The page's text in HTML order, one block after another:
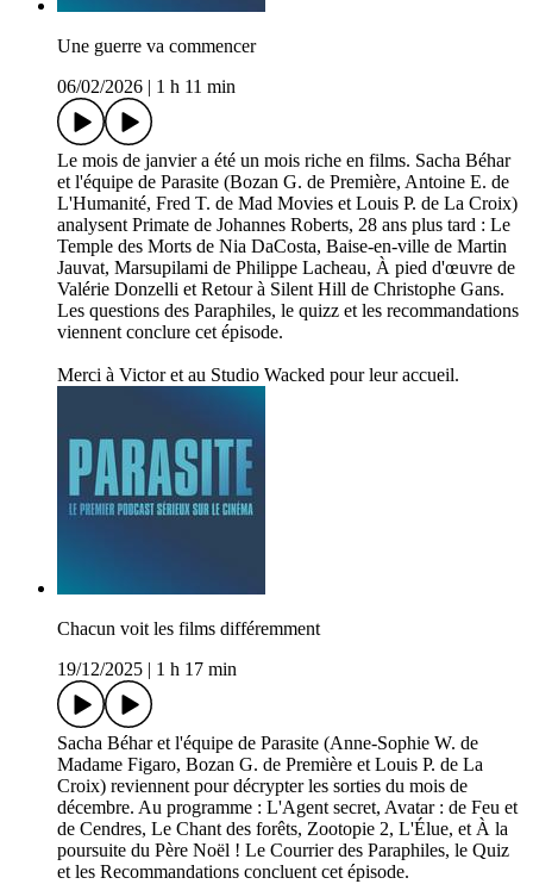
Une guerre va commencer
06/02/2026
1 h 11 min
Le mois de janvier a été un mois riche en films. Sacha Béhar
et l'équipe de Parasite (Bozan G. de Première, Antoine E. de
L'Humanité, Fred T. de Mad Movies et Louis P. de La Croix)
analysent Primate de Johannes Roberts, 28 ans plus tard : Le
Temple des Morts de Nia DaCosta, Baise-en-ville de Martin
Jauvat, Marsupilami de Philippe Lacheau, À pied d'œuvre de
Valérie Donzelli et Retour à Silent Hill de Christophe Gans.
Les questions des Paraphiles, le quizz et les recommandations
viennent conclure cet épisode.
Merci à Victor et au Studio Wacked pour leur accueil.
Chacun voit les films différemment
19/12/2025
1 h 17 min
Sacha Béhar et l'équipe de Parasite (Anne-Sophie W. de
Madame Figaro, Bozan G. de Première et Louis P. de La
Croix) reviennent pour décrypter les sorties du mois de
décembre. Au programme : L'Agent secret, Avatar : de Feu et
de Cendres, Le Chant des forêts, Zootopie 2, L'Élue, et À la
poursuite du Père Noël ! Le Courrier des Paraphiles, le Quiz
et les Recommandations concluent cet épisode.